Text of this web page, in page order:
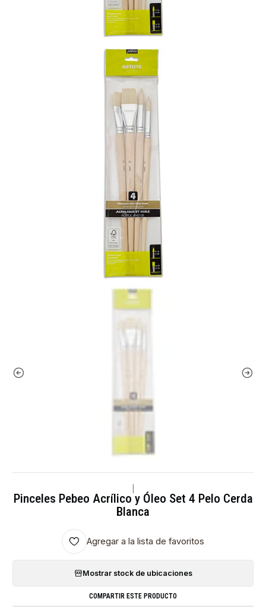
Pinceles Pebeo Acrílico y Óleo Set 4 Pelo Cerda
Blanca
Agregar a la lista de favoritos
Mostrar stock de ubicaciones
COMPARTIR ESTE PRODUCTO